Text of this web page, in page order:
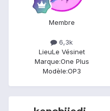
Membre
6,3k
LieuLe Vésinet
Marque:One Plus
Modèle:OP3